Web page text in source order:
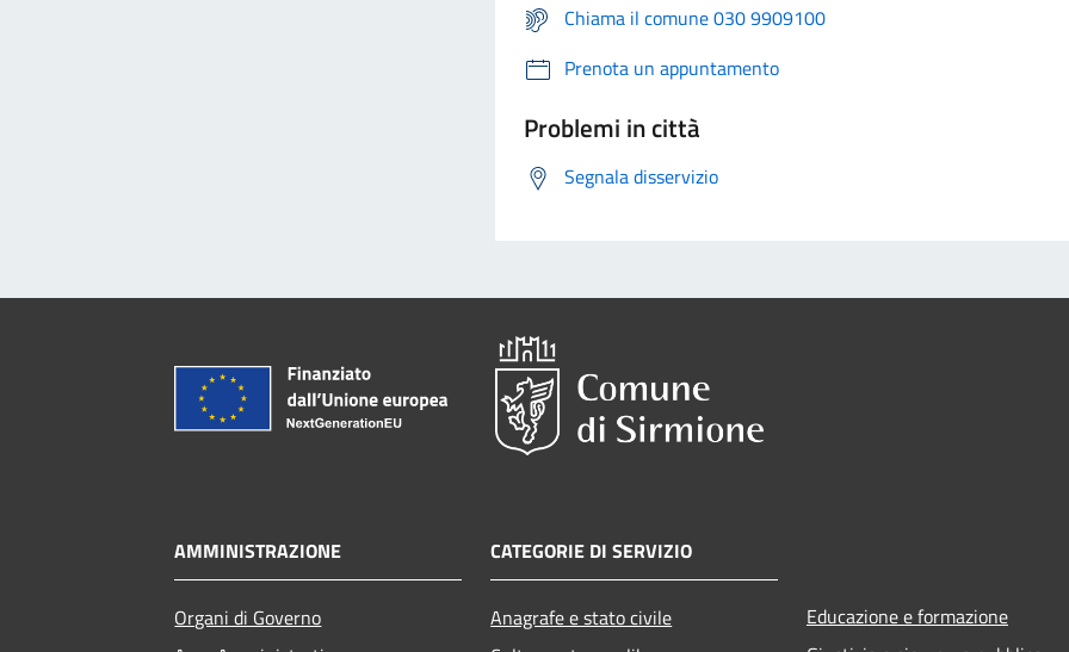
Chiama il comune 030 9909100
Prenota un appuntamento
Problemi in città
Segnala disservizio
AMMINISTRAZIONE
Organi di Governo
CATEGORIE DI SERVIZIO
Anagrafe e stato civile
Educazione e formazione